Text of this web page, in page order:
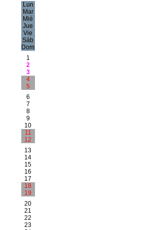
Lun
Mar
Mié
Jue
Vie
Sáb
Dom
1
2
3
4
5
6
7
8
9
10
11
12
13
14
15
16
17
18
19
20
21
22
23